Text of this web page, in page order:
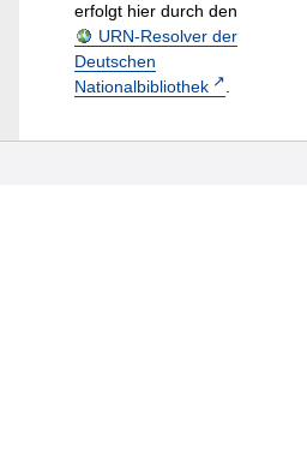
erfolgt hier durch den
URN-Resolver der
Deutschen
Nationalbibliothek
.